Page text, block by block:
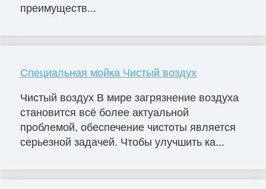
преимуществ...
Специальная мойка Чистый воздух
Чистый воздух В мире загрязнение воздуха
становится всё более актуальной
проблемой, обеспечение чистоты является
серьезной задачей. Чтобы улучшить ка...